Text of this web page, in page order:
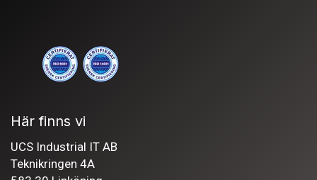
Här finns vi
UCS Industrial IT AB
Teknikringen 4A